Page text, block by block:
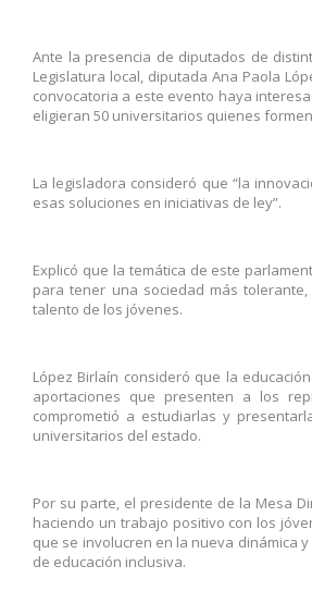
Ante la presencia de diputados de
Legislatura local, diputada Ana Paola
convocatoria a este evento haya
eligieran 50 universitarios quienes
La legisladora consideró que “la
esas soluciones en iniciativas de ley”.
Explicó que la temática de este
para tener una sociedad más
talento de los jóvenes.
López Birlaín consideró que la
aportaciones que presenten a los
comprometió a estudiarlas y
universitarios del estado.
Por su parte, el presidente de la Mesa
haciendo un trabajo positivo con los
que se involucren en la nueva dinámica
de educación inclusiva.